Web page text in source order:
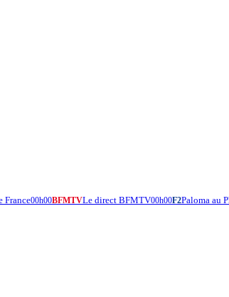
France00h00BFMTVLe direct BFMTV00h00F2Paloma au